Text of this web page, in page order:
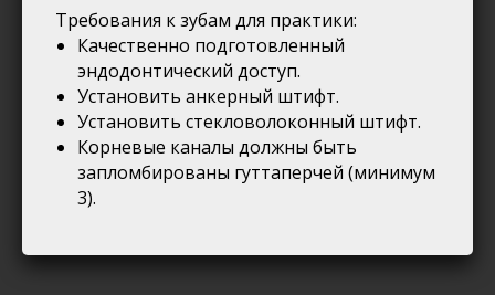
Требования к зубам для практики:
Качественно подготовленный
эндодонтический доступ.
Установить анкерный штифт.
Установить стекловолоконный штифт.
Корневые каналы должны быть
запломбированы гуттаперчей (минимум
3).